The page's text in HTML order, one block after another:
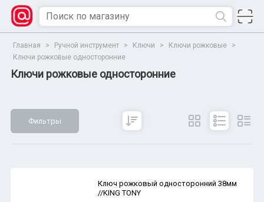
Главная > Ручной инструмент > Ключи > Ключи рожковые
>
Ключи рожковые односторонние
Ключи рожковые односторонние
Фильтры
Ключ рожковый односторонний 38мм
//KING TONY